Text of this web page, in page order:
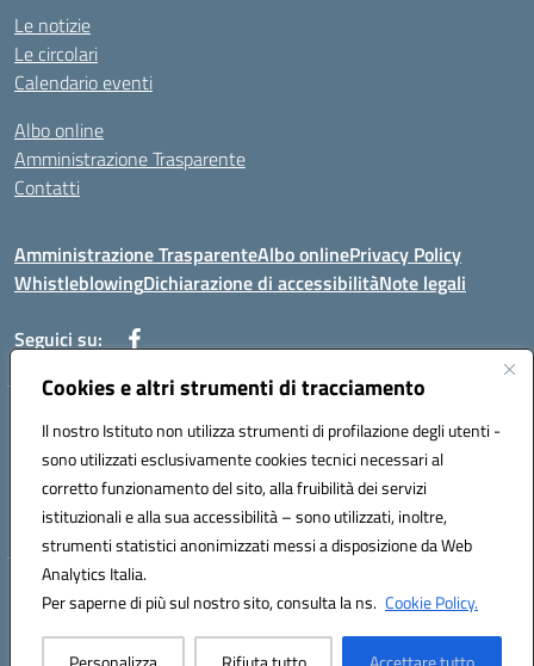
Cookies e altri strumenti di tracciamento
Il nostro Istituto non utilizza strumenti di profilazione degli utenti -
sono utilizzati esclusivamente cookies tecnici necessari al
corretto funzionamento del sito, alla fruibilità dei servizi
istituzionali e alla sua accessibilità – sono utilizzati, inoltre,
strumenti statistici anonimizzati messi a disposizione da Web
Analytics Italia.
Per saperne di più sul nostro sito, consulta la ns. Cookie Policy.
Le notizie
Le circolari
Calendario eventi
Albo online
Amministrazione Trasparente
Contatti
Amministrazione TrasparenteAlbo onlinePrivacy Policy
WhistleblowingDichiarazione di accessibilitàNote legali
Seguici su:
Telefono: 0881814875
Mail: fgic86100g@istruzione.it PEC: fgic86100g@pec.istruzione.it
Codice univoco ufficio: UF0Y26 Codice IPA: istsc_fgic86100g
Codice meccanografico: FGIC86100G
Codice fiscale: 80030630711
Hosting & Powered by 3D Solution S.r.l.
Concept & Design by Designers Italia